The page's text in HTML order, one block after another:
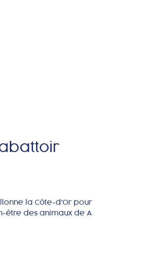
la Côte-d'Or pour
être des animaux de A